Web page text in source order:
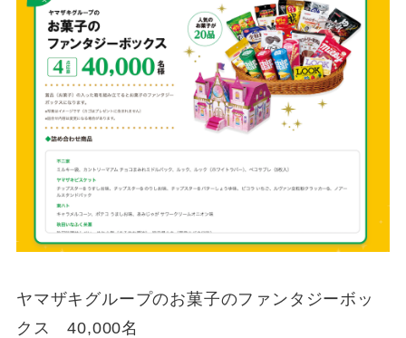
ヤマザキグループのお菓子のファンタジーボッ
クス 40,000名